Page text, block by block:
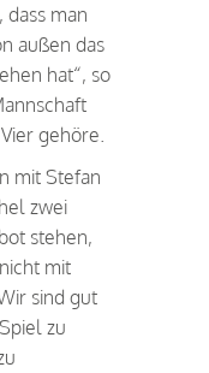
man
außen das
hat“, so
gehöre.
mit Stefan
zwei
stehen,
mit
sind gut
zu